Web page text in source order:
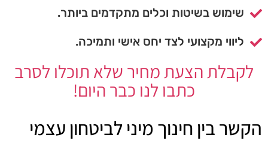
שימוש בשיטות וכלים מתקדמים ביותר.
ליווי מקצועי לצד יחס אישי ותמיכה.
לקבלת הצעת מחיר שלא תוכלו לסרב
כתבו לנו כבר היום!
הקשר בין חינוך מיני לביטחון עצמי